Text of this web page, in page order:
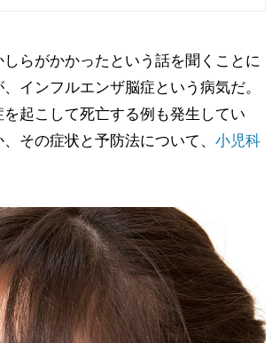
らがかかったという話を聞くことに
インフルエンザ脳症という病気だ。
起こして死亡する例も発生してい
その症状と予防法について、 小児科